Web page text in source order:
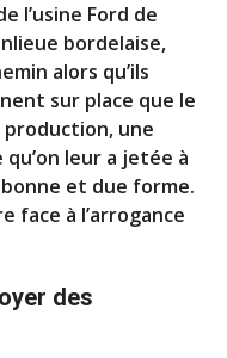
l’usine Ford de
bordelaise,
alors qu’ils
sur place que le
une
leur a jetée à
et due forme.
face à l’arrogance
des